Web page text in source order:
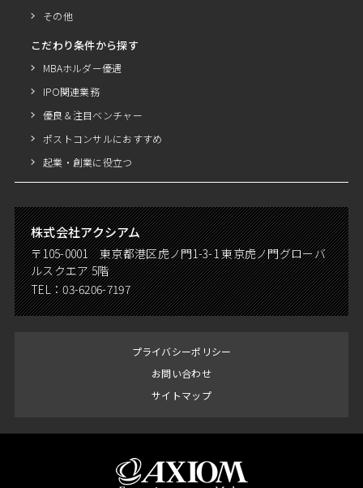
その他
こだわり条件から探す
MBAホルダー優遇
IPO関連業務
優良＆注目ベンチャー
ポストコンサルにおすすめ
起業・創業に役立つ
株式会社アクシアム
〒105-0001 東京都港区虎ノ門1-3-1 東京虎ノ門グローバ
ルスクエア 5階
TEL：03-6206-7197
プライバシーポリシー
お問い合わせ
サイトマップ